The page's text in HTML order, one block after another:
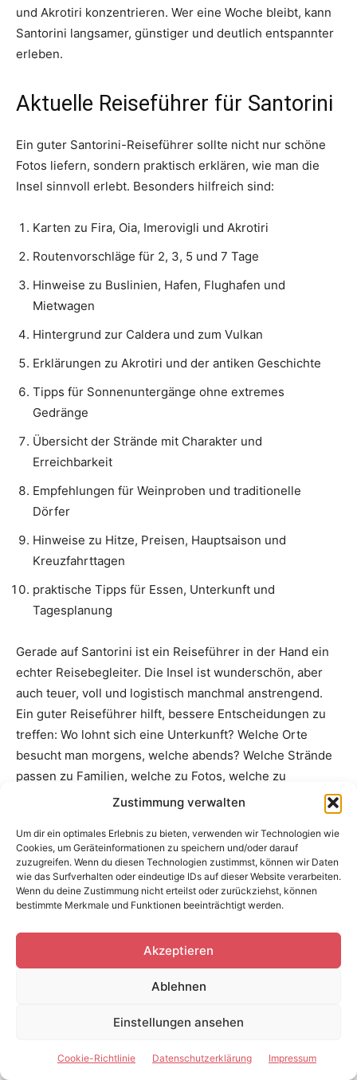
Zustimmung verwalten
Um dir ein optimales Erlebnis zu bieten, verwenden wir Technologien wie
Cookies, um Geräteinformationen zu speichern und/oder darauf
zuzugreifen. Wenn du diesen Technologien zustimmst, können wir Daten
wie das Surfverhalten oder eindeutige IDs auf dieser Website verarbeiten.
Wenn du deine Zustimmung nicht erteilst oder zurückziehst, können
bestimmte Merkmale und Funktionen beeinträchtigt werden.
Akzeptieren
Ablehnen
Einstellungen ansehen
Cookie-Richtlinie Datenschutzerklärung Impressum
und Akrotiri konzentrieren. Wer eine Woche bleibt, kann
Santorini langsamer, günstiger und deutlich entspannter
erleben.
Aktuelle Reiseführer für Santorini
Ein guter Santorini-Reiseführer sollte nicht nur schöne
Fotos liefern, sondern praktisch erklären, wie man die
Insel sinnvoll erlebt. Besonders hilfreich sind:
Karten zu Fira, Oia, Imerovigli und Akrotiri
Routenvorschläge für 2, 3, 5 und 7 Tage
Hinweise zu Buslinien, Hafen, Flughafen und
Mietwagen
Hintergrund zur Caldera und zum Vulkan
Erklärungen zu Akrotiri und der antiken Geschichte
Tipps für Sonnenuntergänge ohne extremes
Gedränge
Übersicht der Strände mit Charakter und
Erreichbarkeit
Empfehlungen für Weinproben und traditionelle
Dörfer
Hinweise zu Hitze, Preisen, Hauptsaison und
Kreuzfahrttagen
praktische Tipps für Essen, Unterkunft und
Tagesplanung
Gerade auf Santorini ist ein Reiseführer in der Hand ein
echter Reisebegleiter. Die Insel ist wunderschön, aber
auch teuer, voll und logistisch manchmal anstrengend.
Ein guter Reiseführer hilft, bessere Entscheidungen zu
treffen: Wo lohnt sich eine Unterkunft? Welche Orte
besucht man morgens, welche abends? Welche Strände
passen zu Familien, welche zu Fotos, welche zu
Strandbars? Wo braucht man feste Schuhe, wo reicht ein
Online findet man viele Einzelmeinungen. Ein Reiseführer
verbindet sie zu einer klaren Reiseplanung. Man kann
Seiten markieren, Routen vergleichen, spontan blättern
Besonders bei Santorini macht das die Reise
entspannter, weil man nicht nur dem Massentourismus
folgt, sondern die Insel mit mehr Überblick erlebt.
Fazit zum Santorini-Reiseführer